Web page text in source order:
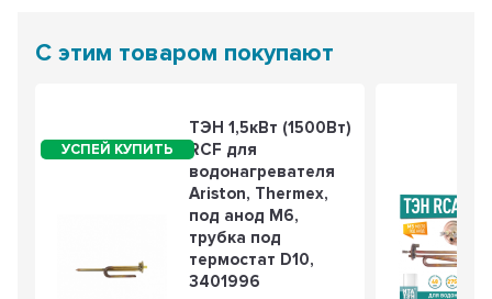
С этим товаром покупают
ТЭН 1,5кВт (1500Вт)
RCF для
водонагревателя
Ariston, Thermex,
под анод М6,
трубка под
термостат D10,
3401996